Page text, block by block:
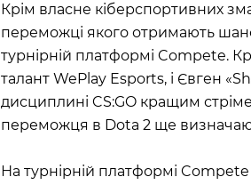
Крім власне кіберспортивних
переможці якого отримають
турнірній платформі Compete.
талант WePlay Esports, і Євген
дисциплині CS:GO кращим
переможця в Dota 2 ще
На турнірній платформі